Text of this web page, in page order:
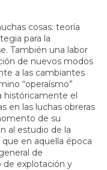
cosas: teoría
para la
También una labor
de nuevos modos
a las cambiantes
“operaísmo”
históricamente el
en las luchas obreras
de su
al estudio de la
en aquella época
de
de explotación y